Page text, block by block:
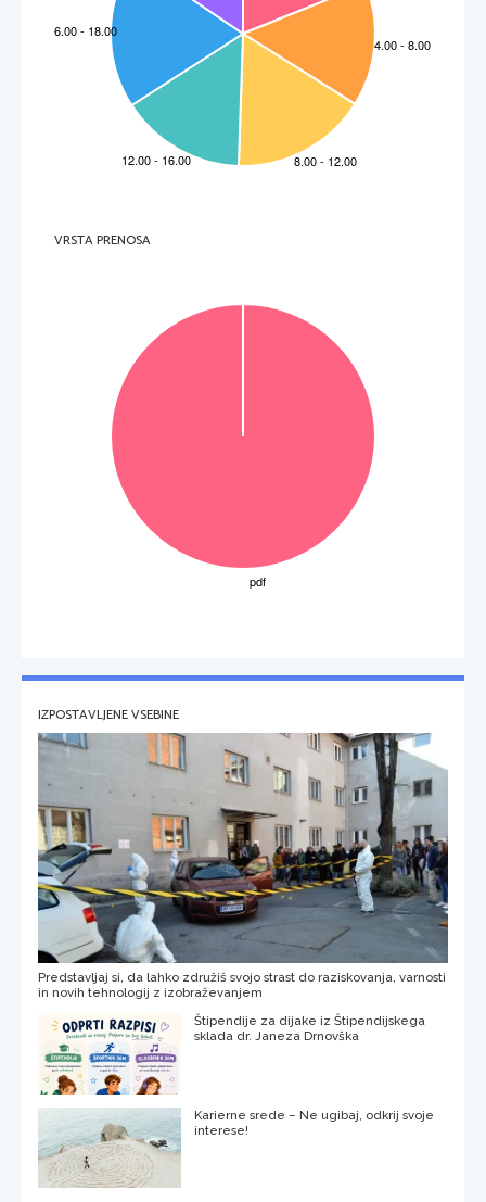
VRSTA PRENOSA
IZPOSTAVLJENE VSEBINE
Predstavljaj si, da lahko združiš svojo strast do raziskovanja, varnosti
in novih tehnologij z izobraževanjem
Štipendije za dijake iz Štipendijskega
sklada dr. Janeza Drnovška
Karierne srede – Ne ugibaj, odkrij svoje
interese!